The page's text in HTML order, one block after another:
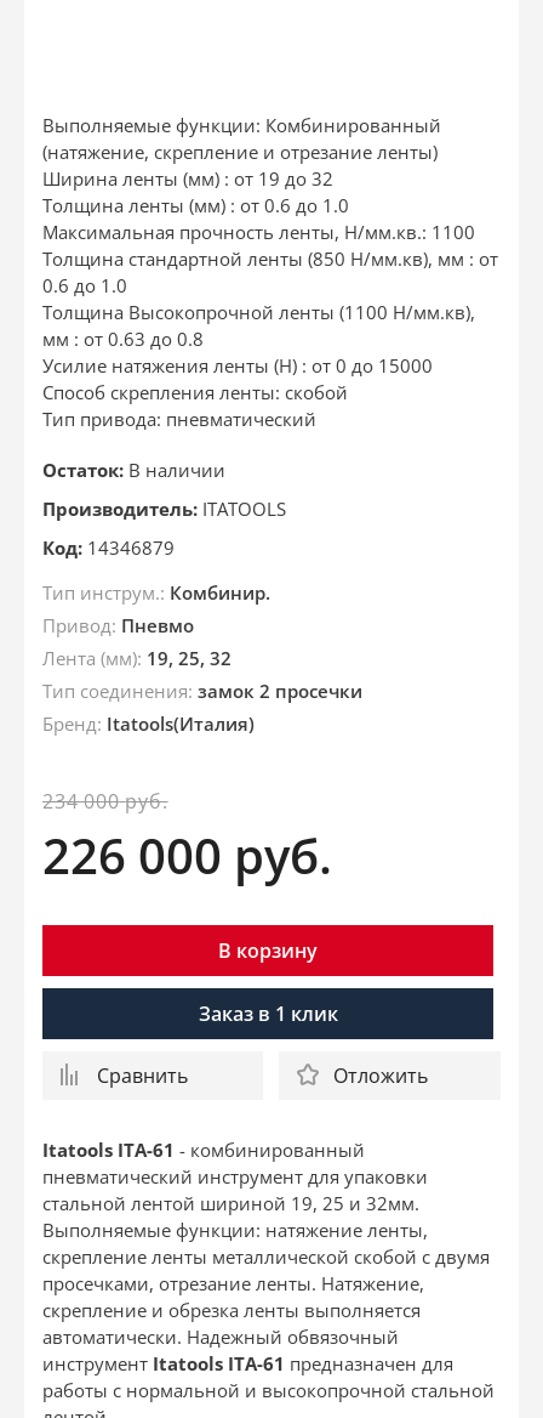
Выполняемые функции: Комбинированный
(натяжение, скрепление и отрезание ленты)
Ширина ленты (мм) : от 19 до 32
Толщина ленты (мм) : от 0.6 до 1.0
Максимальная прочность ленты, Н/мм.кв.: 1100
Толщина стандартной ленты (850 Н/мм.кв), мм : от
0.6 до 1.0
Толщина Высокопрочной ленты (1100 Н/мм.кв),
мм : от 0.63 до 0.8
Усилие натяжения ленты (Н) : от 0 до 15000
Способ скрепления ленты: скобой
Тип привода: пневматический
Остаток: В наличии
Производитель: ITATOOLS
Код: 14346879
Тип инструм.: Комбинир.
Привод: Пневмо
Лента (мм): 19, 25, 32
Тип соединения: замок 2 просечки
Бренд: Itatools(Италия)
234 000 руб.
226 000 руб.
В корзину
Заказ в 1 клик
Сравнить Отложить
Itatools ITA-61 - комбинированный
пневматический инструмент для упаковки
стальной лентой шириной 19, 25 и 32мм.
Выполняемые функции: натяжение ленты,
скрепление ленты металлической скобой с двумя
просечками, отрезание ленты. Натяжение,
скрепление и обрезка ленты выполняется
автоматически. Надежный обвязочный
инструмент Itatools ITA-61 предназначен для
работы с нормальной и высокопрочной стальной